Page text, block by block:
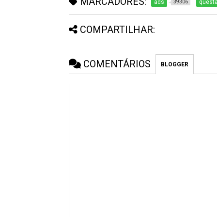
ads 39306
COMPARTILHAR:
COMENTÁRIOS BLOGGER